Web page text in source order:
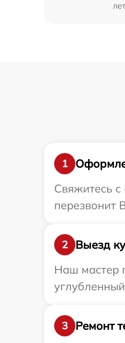
1
Свяжитесь
перезвонит
2
Выезд
Наш мастер
3
Ремонт